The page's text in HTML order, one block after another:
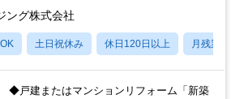
ング株式会社
土日祝休み 休日120日以上 月残業20
◆戸建またはマンションリフォーム「新築